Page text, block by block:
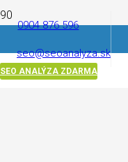
0904 876 596
seo@seoanalyza.sk
SEO ANALÝZA ZDARMA